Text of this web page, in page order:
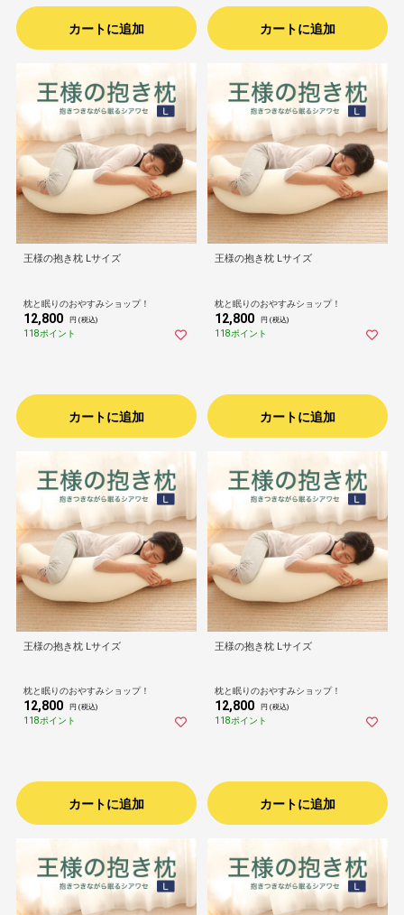
カートに追加 カートに追加
王様の抱き枕 Lサイズ
枕と眠りのおやすみショップ！
12,800 円 (税込)
118ポイント
カートに追加
王様の抱き枕 Lサイズ
枕と眠りのおやすみショップ！
12,800 円 (税込)
118ポイント
カートに追加
王様の抱き枕 Lサイズ
枕と眠りのおやすみショップ！
12,800 円 (税込)
118ポイント
カートに追加
王様の抱き枕 Lサイズ
枕と眠りのおやすみショップ！
12,800 円 (税込)
118ポイント
カートに追加